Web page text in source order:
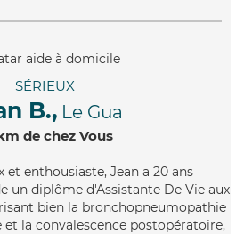
SÉRIEUX
B., Le Gua
de chez Vous
et enthousiaste, Jean a 20 ans
un diplôme d'Assistante De Vie aux
bien la bronchopneumopathie
la convalescence postopératoire,